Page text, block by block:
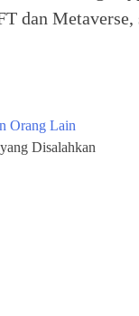
dan Metaverse,
Orang Lain
Disalahkan